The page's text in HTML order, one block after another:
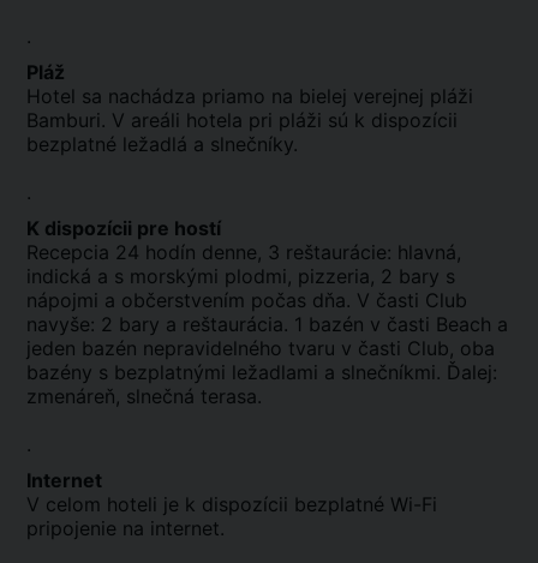
.
Pláž
Hotel sa nachádza priamo na bielej verejnej pláži
Bamburi. V areáli hotela pri pláži sú k dispozícii
bezplatné ležadlá a slnečníky.
.
K dispozícii pre hostí
Recepcia 24 hodín denne, 3 reštaurácie: hlavná,
indická a s morskými plodmi, pizzeria, 2 bary s
nápojmi a občerstvením počas dňa. V časti Club
navyše: 2 bary a reštaurácia. 1 bazén v časti Beach a
jeden bazén nepravidelného tvaru v časti Club, oba
bazény s bezplatnými ležadlami a slnečníkmi. Ďalej:
zmenáreň, slnečná terasa.
.
Internet
V celom hoteli je k dispozícii bezplatné Wi-Fi
pripojenie na internet.